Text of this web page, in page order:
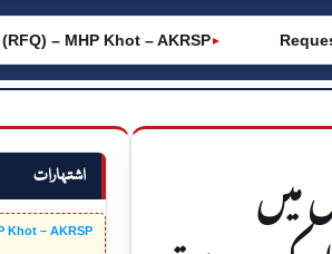
►
– MHP Khot – AKRSP Request
اشتہارات
Khot – AKRSP میں